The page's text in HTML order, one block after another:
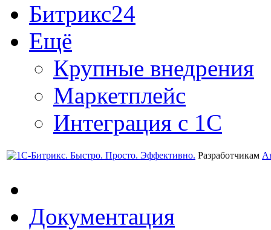
Битрикс24
Ещё
Крупные внедрения
Маркетплейс
Интеграция с 1С
Разработчикам
Документация